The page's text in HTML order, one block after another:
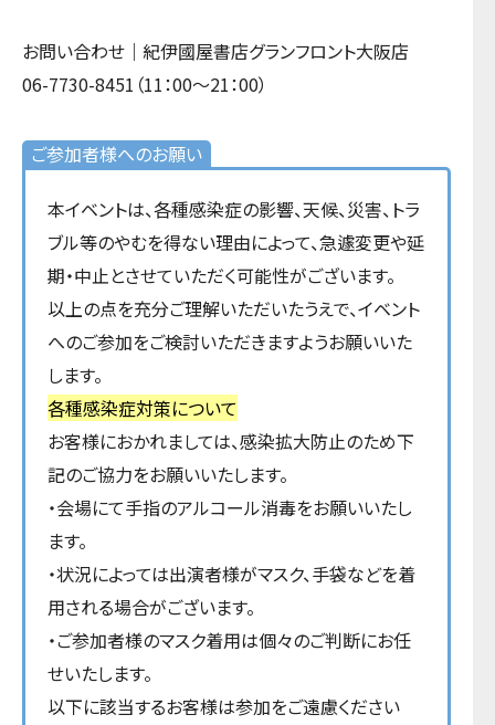
お問い合わせ｜紀伊國屋書店グランフロント大阪店
06-7730-8451（11：00～21：00）
ご参加者様へのお願い
本イベントは、各種感染症の影響、天候、災害、トラ
ブル等のやむを得ない理由によって、急遽変更や延
期・中⽌とさせていただく可能性がございます。
以上の点を充分ご理解いただいたうえで、イベント
へのご参加をご検討いただきますようお願いいた
します。
各種感染症対策について
お客様におかれましては、感染拡大防止のため下
記のご協力をお願いいたします。
・会場にて手指のアルコール消毒をお願いいたし
ます。
・状況によっては出演者様がマスク、手袋などを着
用される場合がございます。
・ご参加者様のマスク着用は個々のご判断にお任
せいたします。
以下に該当するお客様は参加をご遠慮ください